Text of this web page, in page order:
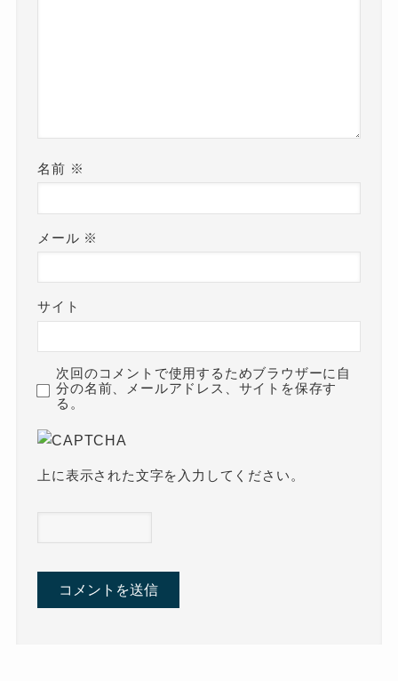
名前 ※
メール ※
サイト
次回のコメントで使用するためブラウザーに自
分の名前、メールアドレス、サイトを保存す
る。
上に表示された文字を入力してください。